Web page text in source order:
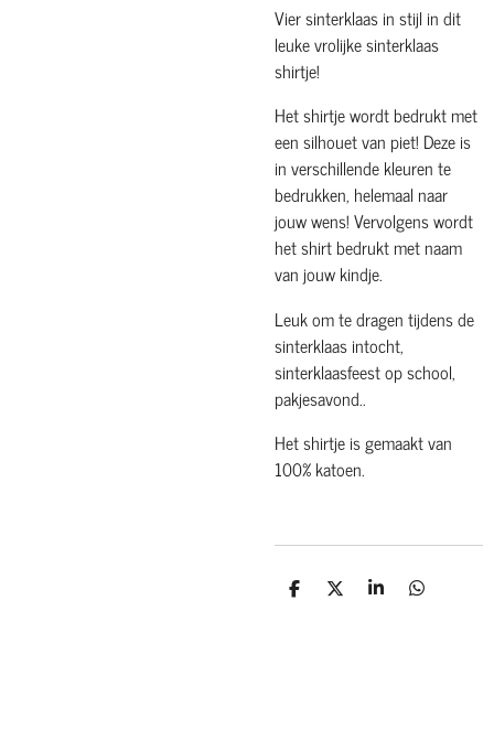
Vier sinterklaas in stijl in dit
leuke vrolijke sinterklaas
shirtje!
Het shirtje wordt bedrukt met
een silhouet van piet! Deze is
in verschillende kleuren te
bedrukken, helemaal naar
jouw wens! Vervolgens wordt
het shirt bedrukt met naam
van jouw kindje.
Leuk om te dragen tijdens de
sinterklaas intocht,
sinterklaasfeest op school,
pakjesavond..
Het shirtje is gemaakt van
100% katoen.
D D S D